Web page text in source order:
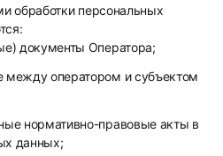
обработки персональных
документы Оператора;
между оператором и субъектом
нормативно-правовые акты в
данных;